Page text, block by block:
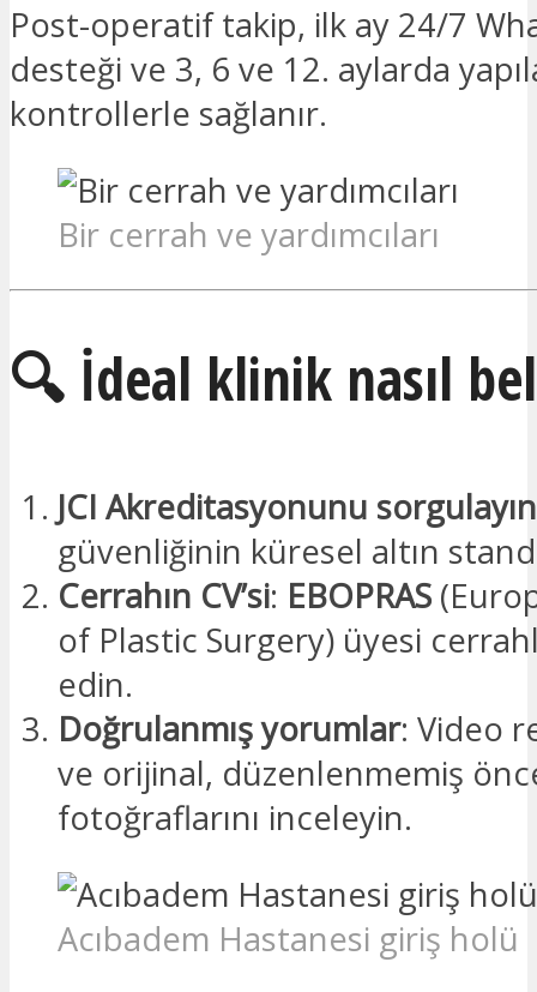
Post-operatif takip, ilk ay 24/7
desteği ve 3, 6 ve 12. aylarda
kontrollerle sağlanır.
Bir cerrah ve yardımcıları
🔍 İdeal klinik nasıl
JCI Akreditasyonunu sorgulayın
güvenliğinin küresel altın
Cerrahın CV’si: EBOPRAS
of Plastic Surgery) üyesi
edin.
Doğrulanmış yorumlar: Video
ve orijinal, düzenlenmemiş
fotoğraflarını inceleyin.
Acıbadem Hastanesi giriş holü